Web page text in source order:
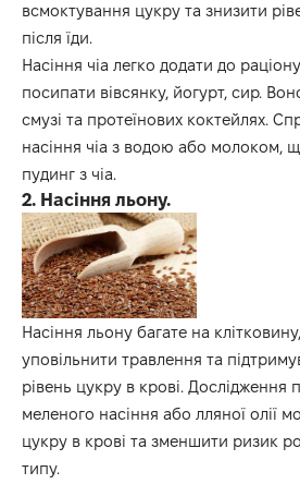
всмоктування цукру та знизити
після їди.
Насіння чіа легко додати до
посипати вівсянку, йогурт, сир.
смузі та протеїнових коктейлях.
насіння чіа з водою або молоком,
пудинг з чіа.
2. Насіння льону.
Насіння льону багате на
уповільнити травлення та
рівень цукру в крові. Дослідження
меленого насіння або лляної олії
цукру в крові та зменшити ризик
типу.